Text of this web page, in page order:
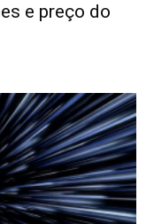
e preço do